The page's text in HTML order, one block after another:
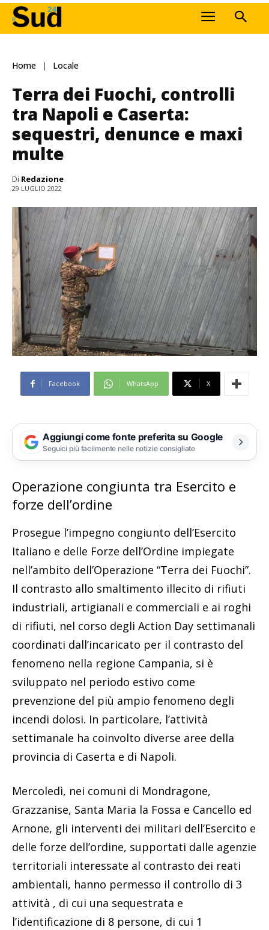
Home Locale
Terra dei Fuochi, controlli
tra Napoli e Caserta:
sequestri, denunce e maxi
multe
Di Redazione
29 LUGLIO 2022
Facebook WhatsApp X
Aggiungi come fonte preferita su Google
Seguici più facilmente nelle notizie consigliate
Operazione congiunta tra Esercito e
forze dell’ordine
Prosegue l’impegno congiunto dell’Esercito
Italiano e delle Forze dell’Ordine impiegate
nell’ambito dell’Operazione “Terra dei Fuochi”.
Il contrasto allo smaltimento illecito di rifiuti
industriali, artigianali e commerciali e ai roghi
di rifiuti, nel corso degli Action Day settimanali
coordinati dall’incaricato per il contrasto del
fenomeno nella regione Campania, si è
sviluppato nel periodo estivo come
prevenzione del più ampio fenomeno degli
incendi dolosi. In particolare, l’attività
settimanale ha coinvolto diverse aree della
provincia di Caserta e di Napoli.
Mercoledì, nei comuni di Mondragone,
Grazzanise, Santa Maria la Fossa e Cancello ed
Arnone, gli interventi dei militari dell’Esercito e
delle forze dell’ordine, supportati dalle agenzie
territoriali interessate al contrasto dei reati
ambientali, hanno permesso il controllo di 3
attività , di cui una sequestrata e
l’identificazione di 8 persone, di cui 1